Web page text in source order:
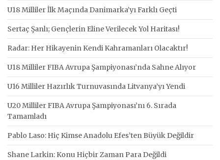
U18 Milliler İlk Maçında Danimarka’yı Farklı Geçti
Sertaç Şanlı; Gençlerin Eline Verilecek Yol Haritası!
Radar: Her Hikayenin Kendi Kahramanları Olacaktır!
U18 Milliler FIBA Avrupa Şampiyonası’nda Sahne Alıyor
U16 Milliler Hazırlık Turnuvasında Litvanya’yı Yendi
U20 Milliler FIBA Avrupa Şampiyonası’nı 6. Sırada
Tamamladı
Pablo Laso: Hiç Kimse Anadolu Efes’ten Büyük Değildir
Shane Larkin: Konu Hiçbir Zaman Para Değildi